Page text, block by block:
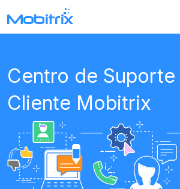
Centro de Suporte
Cliente Mobitrix